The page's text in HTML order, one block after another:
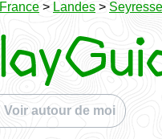
France > Landes > Seyresse
Voir autour de moi